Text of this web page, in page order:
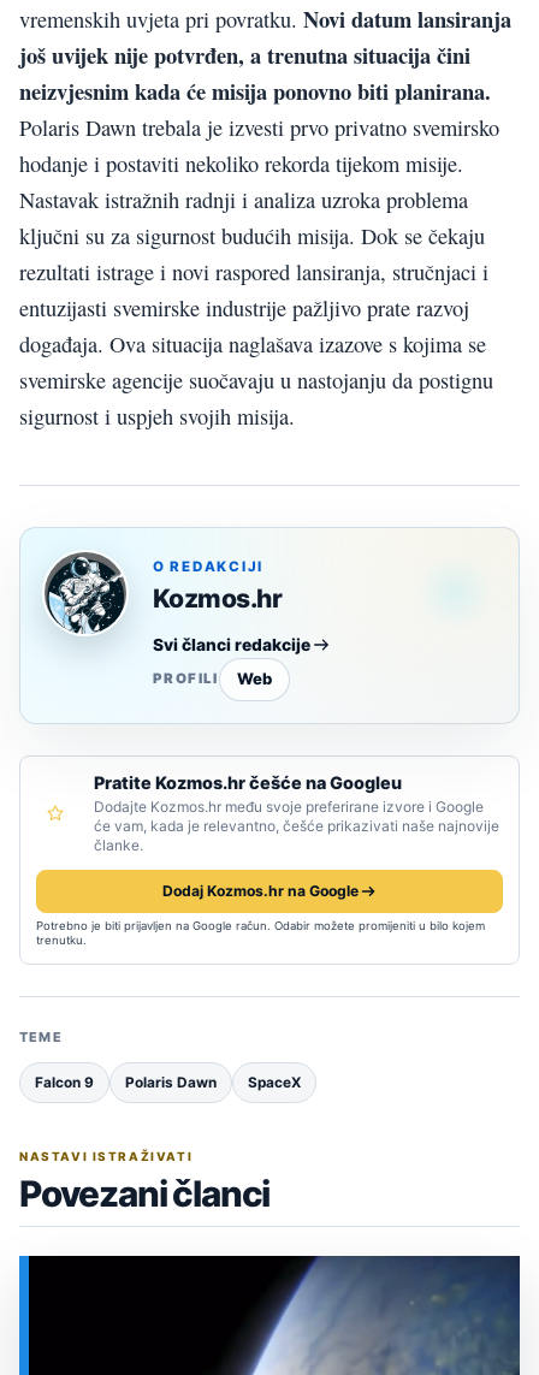
vremenskih uvjeta pri povratku. Novi datum lansiranja
još uvijek nije potvrđen, a trenutna situacija čini
neizvjesnim kada će misija ponovno biti planirana.
Polaris Dawn trebala je izvesti prvo privatno svemirsko
hodanje i postaviti nekoliko rekorda tijekom misije.
Nastavak istražnih radnji i analiza uzroka problema
ključni su za sigurnost budućih misija. Dok se čekaju
rezultati istrage i novi raspored lansiranja, stručnjaci i
entuzijasti svemirske industrije pažljivo prate razvoj
događaja. Ova situacija naglašava izazove s kojima se
svemirske agencije suočavaju u nastojanju da postignu
sigurnost i uspjeh svojih misija.
O REDAKCIJI
Kozmos.hr
Svi članci redakcije
PROFILI Web
Pratite Kozmos.hr češće na Googleu
Dodajte Kozmos.hr među svoje preferirane izvore i Google
će vam, kada je relevantno, češće prikazivati naše najnovije
članke.
Dodaj Kozmos.hr na Google
Potrebno je biti prijavljen na Google račun. Odabir možete promijeniti u bilo kojem
trenutku.
TEME
Falcon 9 Polaris Dawn SpaceX
NASTAVI ISTRAŽIVATI
Povezani članci